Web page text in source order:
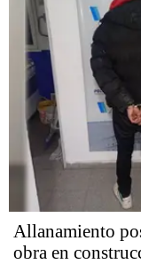
Allanamiento
obra en